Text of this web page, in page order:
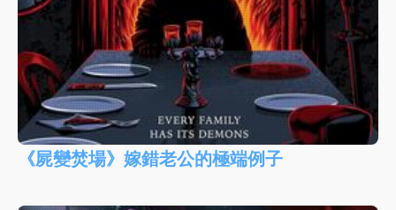
《屍變焚場》嫁錯老公的極端例子